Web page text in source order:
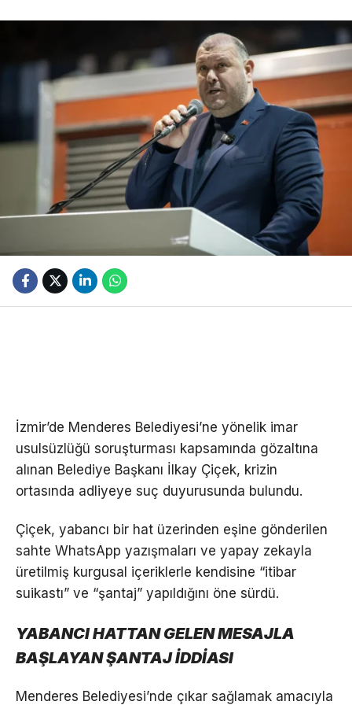
İzmir’de Menderes Belediyesi’ne yönelik imar
usulsüzlüğü soruşturması kapsamında gözaltına
alınan Belediye Başkanı İlkay Çiçek, krizin
ortasında adliyeye suç duyurusunda bulundu.
Çiçek, yabancı bir hat üzerinden eşine gönderilen
sahte WhatsApp yazışmaları ve yapay zekayla
üretilmiş kurgusal içeriklerle kendisine “itibar
suikastı” ve “şantaj” yapıldığını öne sürdü.
YABANCI HATTAN GELEN MESAJLA
BAŞLAYAN ŞANTAJ İDDİASI
Menderes Belediyesi’nde çıkar sağlamak amacıyla